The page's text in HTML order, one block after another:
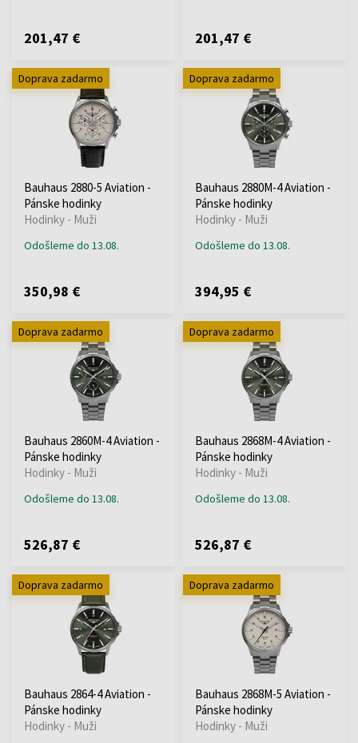
201,47 € 201,47 €
Doprava zadarmo
Bauhaus 2880-5 Aviation -
Pánske hodinky
Hodinky - Muži
Odošleme do 13.08.
350,98 €
Doprava zadarmo
Bauhaus 2880M-4 Aviation -
Pánske hodinky
Hodinky - Muži
Odošleme do 13.08.
394,95 €
Doprava zadarmo
Bauhaus 2860M-4 Aviation -
Pánske hodinky
Hodinky - Muži
Odošleme do 13.08.
526,87 €
Doprava zadarmo
Bauhaus 2868M-4 Aviation -
Pánske hodinky
Hodinky - Muži
Odošleme do 13.08.
526,87 €
Doprava zadarmo
Bauhaus 2864-4 Aviation -
Pánske hodinky
Hodinky - Muži
Doprava zadarmo
Bauhaus 2868M-5 Aviation -
Pánske hodinky
Hodinky - Muži